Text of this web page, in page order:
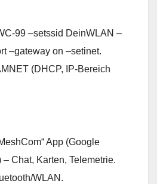
99 –setssid DeinWLAN –
–gateway on –setinet.
(DHCP, IP-Bereich
App (Google
– Chat, Karten, Telemetrie.
WLAN.